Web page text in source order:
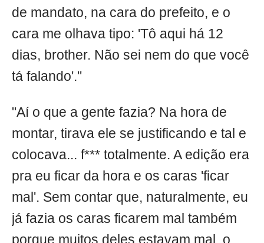
de mandato, na cara do prefeito, e o
cara me olhava tipo: 'Tô aqui há 12
dias, brother. Não sei nem do que você
tá falando'."
"Aí o que a gente fazia? Na hora de
montar, tirava ele se justificando e tal e
colocava... f*** totalmente. A edição era
pra eu ficar da hora e os caras 'ficar
mal'. Sem contar que, naturalmente, eu
já fazia os caras ficarem mal também
porque muitos deles estavam mal, o